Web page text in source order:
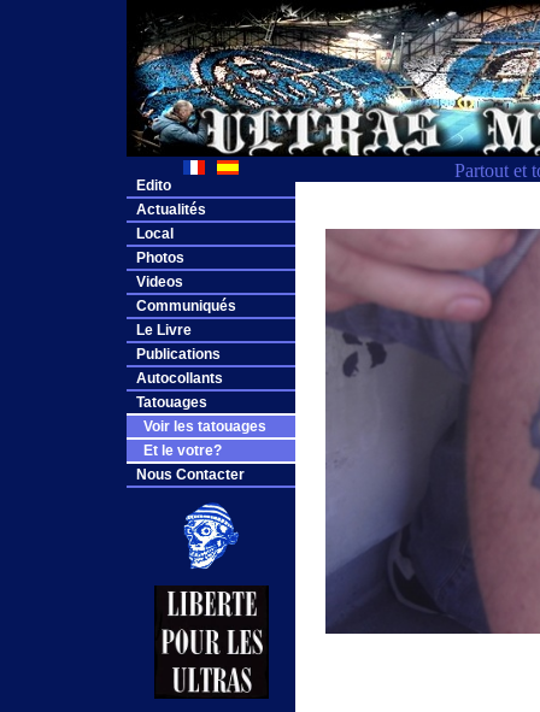
Partout et
Edito
Actualités
Local
Photos
Videos
Communiqués
Le Livre
Publications
Autocollants
Tatouages
Voir les tatouages
Et le votre?
Nous Contacter